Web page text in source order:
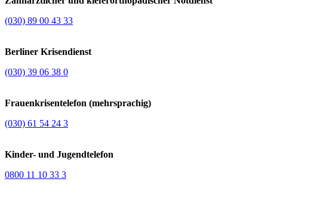
(030) 89 00 43 33
Berliner Krisendienst
(030) 39 06 38 0
Frauenkrisentelefon (mehrsprachig)
(030) 61 54 24 3
Kinder- und Jugendtelefon
0800 11 10 33 3